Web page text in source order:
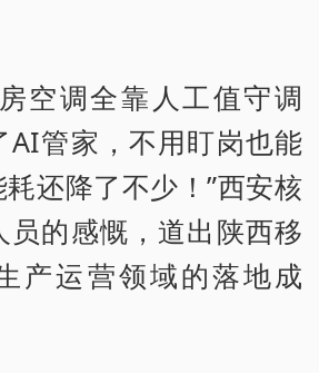
空调全靠人工值守调
AI管家，不用盯岗也能
还降了不少！”西安核
员的感慨，道出陕西移
产运营领域的落地成